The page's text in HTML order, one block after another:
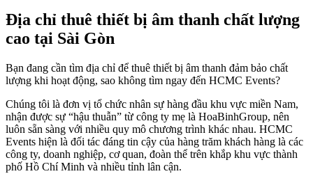
Địa chỉ thuê thiết bị âm thanh chất lượng
cao tại Sài Gòn
Bạn đang cần tìm địa chỉ để thuê thiết bị âm thanh đảm bảo chất
lượng khi hoạt động, sao không tìm ngay đến HCMC Events?
Chúng tôi là đơn vị tổ chức nhân sự hàng đầu khu vực miền Nam,
nhận được sự “hậu thuẫn” từ công ty mẹ là HoaBinhGroup, nên
luôn sẵn sàng với nhiều quy mô chương trình khác nhau. HCMC
Events hiện là đối tác đáng tin cậy của hàng trăm khách hàng là các
công ty, doanh nghiệp, cơ quan, đoàn thể trên khắp khu vực thành
phố Hồ Chí Minh và nhiều tỉnh lân cận.